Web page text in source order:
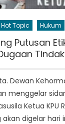
Hot Topic Hukum
Putusan
Dewan
menggelar
Ketua KPU
akan digelar hari